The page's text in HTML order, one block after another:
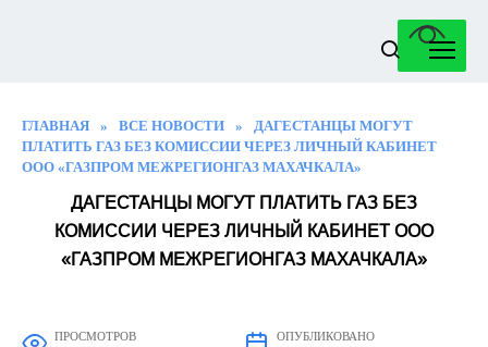
ГЛАВНАЯ » ВСЕ НОВОСТИ »
ДАГЕСТАНЦЫ МОГУТ
ПЛАТИТЬ ГАЗ БЕЗ КОМИССИИ ЧЕРЕЗ ЛИЧНЫЙ КАБИНЕТ
ООО «ГАЗПРОМ МЕЖРЕГИОНГАЗ МАХАЧКАЛА»
ДАГЕСТАНЦЫ МОГУТ ПЛАТИТЬ ГАЗ БЕЗ
КОМИССИИ ЧЕРЕЗ ЛИЧНЫЙ КАБИНЕТ ООО
«ГАЗПРОМ МЕЖРЕГИОНГАЗ МАХАЧКАЛА»
ПРОСМОТРОВ ОПУБЛИКОВАНО